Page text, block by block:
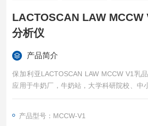
LACTOSCAN LAW MCCW
分析仪
产品简介
保加利亚LACTOSCAN LAW MCCW V1乳
应用于牛奶厂，牛奶站，大学科研院校、中
成分含量的测定。适合大型乳产品企业实验
厂，牛奶站，中小企业收奶时可以准确的知
产品型号：MCCW-V1